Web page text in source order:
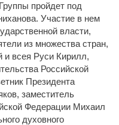
пройдет под
Участие в нем
власти,
из множества стран,
и всея Руси Кирилл,
Российской
Президента
заместитель
Федерации Михаил
духовного